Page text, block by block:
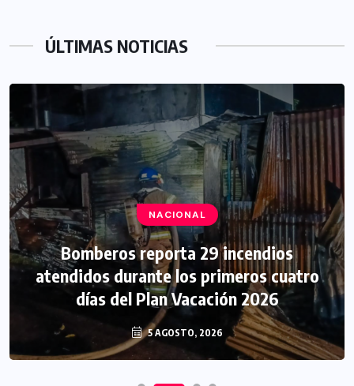
ÚLTIMAS NOTICIAS
NACIONAL
Bomberos reporta 29 incendios
atendidos durante los primeros cuatro
días del Plan Vacación 2026
5 AGOSTO, 2026